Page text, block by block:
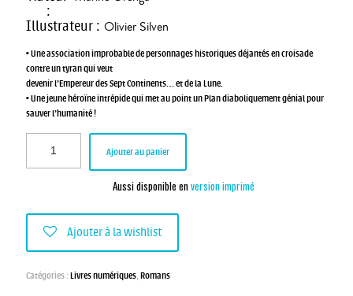
:
Illustrateur : Olivier Silven
• Une association improbable de personnages historiques déjantés en croisade
contre un tyran qui veut
devenir l’Empereur des Sept Continents… et de la Lune.
• Une jeune héroïne intrépide qui met au point un Plan diaboliquement génial pour
sauver l’humanité !
Ajouter au panier
Aussi disponible enversion imprimé
Ajouter à la wishlist
Catégories :Livres numériques,Romans